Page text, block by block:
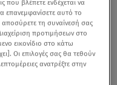
που βλέπετε ενδέχεται να
επανεμφανίσετε αυτό το
αποσύρετε τη συναίνεσή σας
προτιμήσεων στο
εικονίδιο στο κάτω
Οι επιλογές σας θα τεθούν
ανατρέξτε στην